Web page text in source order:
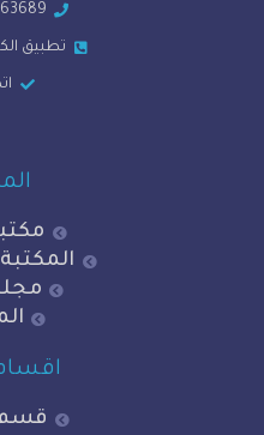
00964770763689
تطبيق الكلية على الهاتف
مكتبة الكلية
المكتبة الالكترونية
مجلة الكلية
اقسام الكلية
قسم القانون